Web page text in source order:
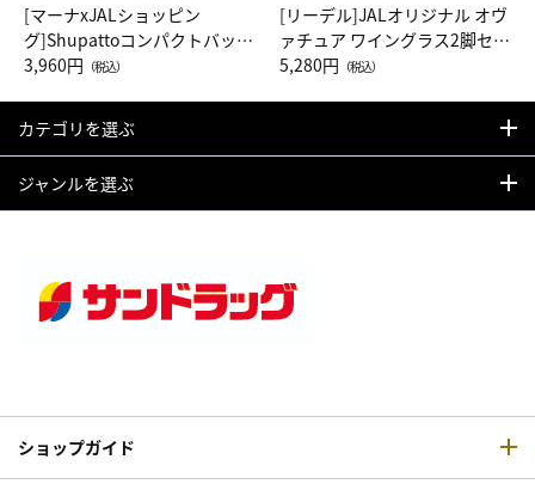
[マーナxJALショッピン
グ]Shupattoコンパクトバッグ
Drop JAL客室乗務員（LC）ス
3,960円 （税込）
[リーデル]JALオリジナル オヴ
ァチュア ワイングラス2脚セッ
ト（レッドワイン）
5,280円 （税込）
カテゴリを選ぶ
ジャンルを選ぶ
ショップガイド